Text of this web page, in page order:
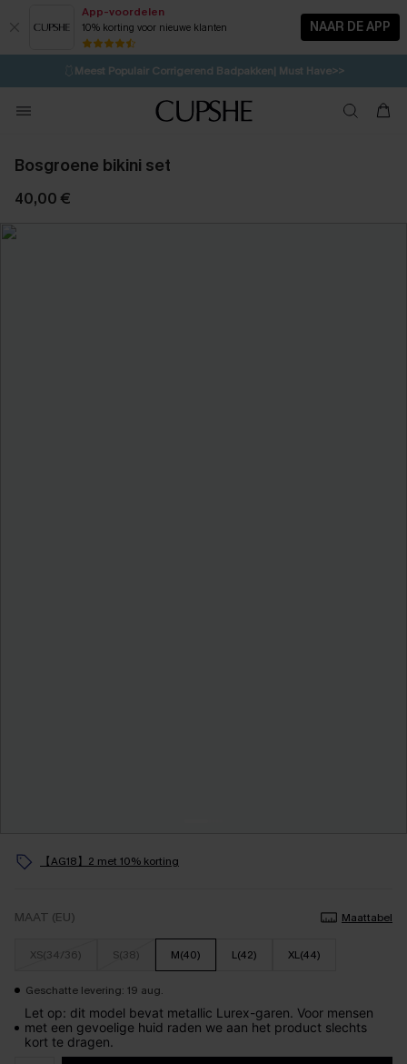
App-voordelen
10% korting voor nieuwe klanten NAAR DE APP
⚡️LAATSTE KANS | Tot 50% korting>>
🩱Meest Populair Corrigerend Badpakken| Must Have>>
💌Abonneer je & ontvang tot 15% korting>>
Koop 3, krijg 15% korting | CODE: SW15 1D:7H:36M:32S
Bosgroene bikini set
40,00 €
【AG18】2 met 10% korting
MAAT (EU) Maattabel
XS(34/36) S(38) M(40) L(42) XL(44)
Geschatte levering: 19 aug.
Let op: dit model bevat metallic Lurex-garen. Voor mensen
met een gevoelige huid raden we aan het product slechts
kort te dragen.